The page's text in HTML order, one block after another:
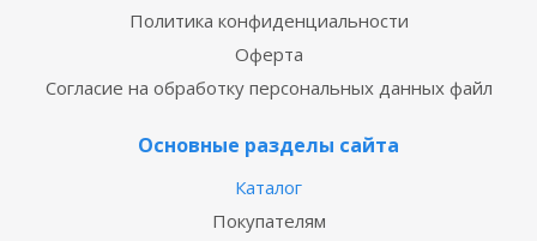
Политика конфиденциальности
Оферта
Согласие на обработку персональных данных файл
Основные разделы сайта
Каталог
Покупателям